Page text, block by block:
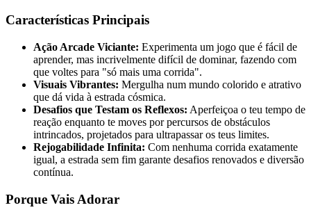
Características Principais
Ação Arcade Viciante: Experimenta um jogo que é fácil de
aprender, mas incrivelmente difícil de dominar, fazendo com
que voltes para "só mais uma corrida".
Visuais Vibrantes: Mergulha num mundo colorido e atrativo
que dá vida à estrada cósmica.
Desafios que Testam os Reflexos: Aperfeiçoa o teu tempo de
reação enquanto te moves por percursos de obstáculos
intrincados, projetados para ultrapassar os teus limites.
Rejogabilidade Infinita: Com nenhuma corrida exatamente
igual, a estrada sem fim garante desafios renovados e diversão
contínua.
Porque Vais Adorar